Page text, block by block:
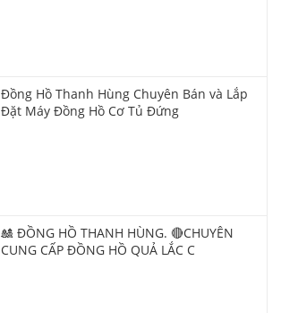
Đồng Hồ Thanh Hùng Chuyên Bán và Lắp
Đặt Máy Đồng Hồ Cơ Tủ Đứng
🎎 ĐỒNG HỒ THANH HÙNG. 🔴CHUYÊN
CUNG CẤP ĐỒNG HỒ QUẢ LẮC C